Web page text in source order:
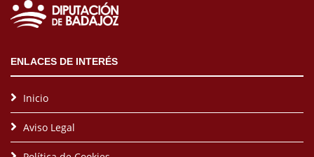
ENLACES DE INTERÉS
Inicio
Aviso Legal